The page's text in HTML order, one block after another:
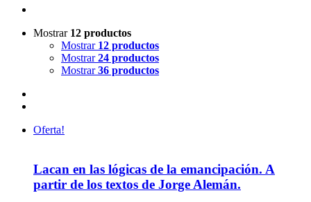
Mostrar 12 productos
Mostrar 12 productos
Mostrar24 productos
Mostrar36 productos
Oferta!
Lacan en las lógicas de la emancipación. A
partir de los textos de Jorge Alemán.